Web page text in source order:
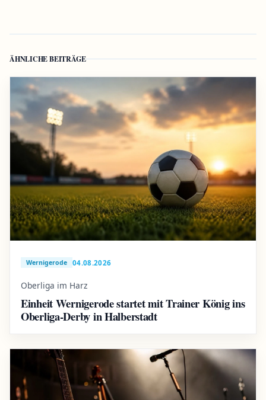
ÄHNLICHE BEITRÄGE
Wernigerode 04.08.2026
Oberliga im Harz
Einheit Wernigerode startet mit Trainer König ins
Oberliga-Derby in Halberstadt